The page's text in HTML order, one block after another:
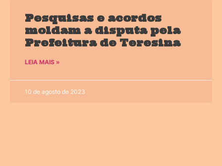
Pesquisas e acordos
moldam a disputa pela
Prefeitura de Teresina
LEIA MAIS »
10 de agosto de 2023